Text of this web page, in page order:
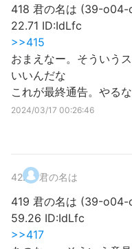
418 君の名は (39-
22.71 ID:IdLfc
>>415
おまえなー。そういう
いいんだな
これが最終通告。やる
2024/03/17 00:26:46
42. 君の名は
419 君の名は (39-
59.26 ID:IdLfc
>>417